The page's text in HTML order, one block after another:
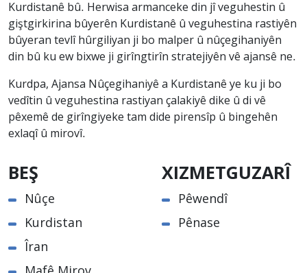
Kurdistanê bû. Herwisa armanceke din jî veguhestin û
giştgirkirina bûyerên Kurdistanê û veguhestina rastiyên
bûyeran tevlî hûrgiliyan ji bo malper û nûçegihaniyên
din bû ku ew bixwe ji girîngtirîn stratejiyên vê ajansê ne.
Kurdpa, Ajansa Nûçegihaniyê a Kurdistanê ye ku ji bo
vedîtin û veguhestina rastiyan çalakiyê dike û di vê
pêxemê de girîngiyeke tam dide pirensîp û bingehên
exlaqî û mirovî.
BEŞ
Nûçe
Kurdistan
Îran
XIZMETGUZARÎ
Pêwendî
Pênase